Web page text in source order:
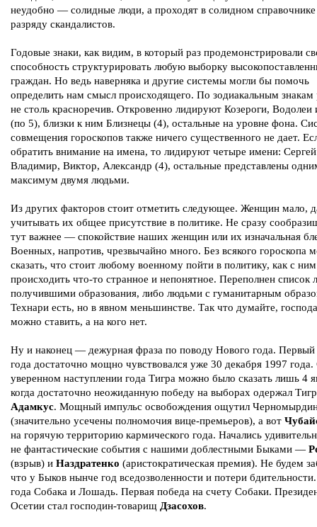
неудобно — солидные люди, а проходят в солидном
разряду скандалистов.
Годовые знаки, как видим, в который раз продемонстрировали
способность структурировать любую выборку
граждан. Но ведь наверняка и другие системы могли бы помочь
определить нам смысл происходящего. По зодиакальным знакам
не столь красноречив. Откровенно лидируют Козероги, Водолеи
(по 5), близки к ним Близнецы (4), остальные на уровне фона.
совмещения гороскопов также ничего существенного не дает.
обратить внимание на имена, то лидируют четыре имени:
Владимир, Виктор, Александр (4), остальные представлены
максимум двумя людьми.
Из других факторов стоит отметить следующее. Женщин мало,
учитывать их общее присутствие в политике. Не сразу
тут важнее — спокойствие наших женщин или их изначальная
Военных, напротив, чрезвычайно много. Без всякого гороскопа
сказать, что стоит любому военному пойти в политику, как с
происходить что-то странное и непонятное. Переполнен список
получившими образования, либо людьми с гуманитарным
Технари есть, но в явном меньшинстве. Так что думайте,
можно ставить, а на кого нет.
Ну и наконец — дежурная фраза по поводу Нового года. Первый
года достаточно мощно чувствовался уже 30 декабря 1997
уверенном наступлении года Тигра можно было сказать лишь 4
когда достаточно неожиданную победу на выборах одержал
Адамкус. Мощный импульс освобождения ощутил
(значительно усечены полномочия вице-премьеров), а вот
на горячую территорию кармического года. Начались
не фантастические события с нашими доблестными Быками —
(взрыв) и Наздратенко (аристократическая премия). Не будем
что у Быков нынче год вседозволенности и потери
года Собака и Лошадь. Первая победа на счету Собаки.
Осетии стал господин-товарищ Дзасохов.